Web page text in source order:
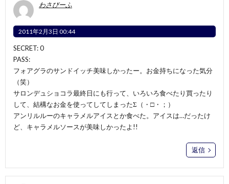
わさびーふ
2011年2月3日 00:44
SECRET: 0
PASS:
フォアグラのサンドイッチ美味しかったー。お金持ちになった気分
（笑）
サロンデュショコラ最終日にも行って、いろいろ食べたり買ったり
して、結構なお金を使ってしてしまったΣ（・□・；）
アンリルルーのキャラメルアイスとか食べた。アイスは…だったけ
ど、キャラメルソースが美味しかったよ!!
返信